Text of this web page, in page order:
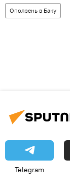
Оползень в Баку
Telegram